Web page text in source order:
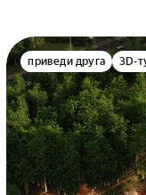
приведи друга 3D-